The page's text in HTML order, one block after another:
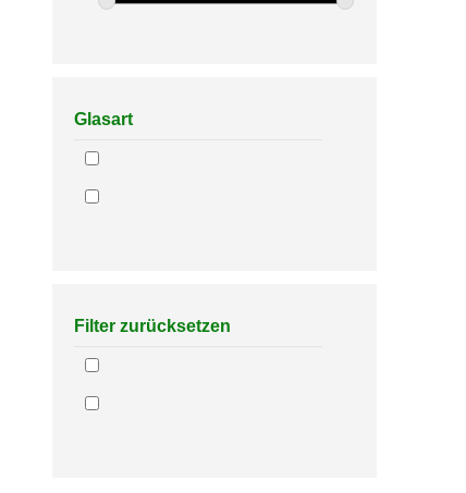
Glasart
Filter zurücksetzen